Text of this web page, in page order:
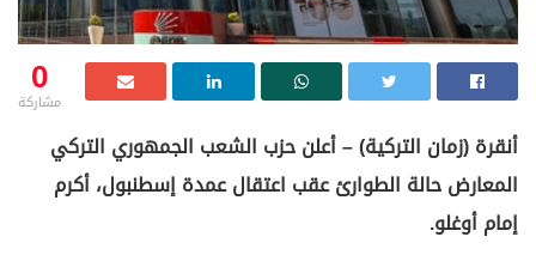
0
مشاركة
أنقرة (زمان التركية) – أعلن حزب الشعب الجمهوري التركي
المعارض حالة الطوارئ عقب اعتقال عمدة إسطنبول، أكرم
إمام أوغلو.